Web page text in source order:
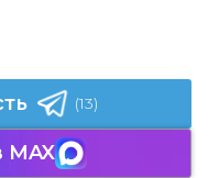
(13)
MAX